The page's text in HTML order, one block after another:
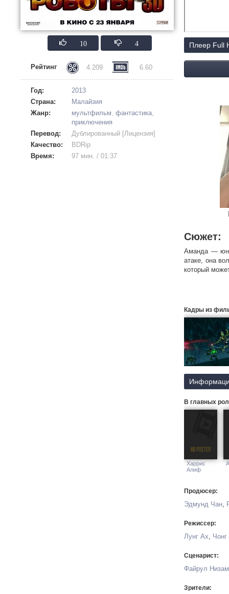
10 4
Рейтинг 4.209 6.60
Год:
2013
Страна:
Малайзия
Жанр:
мультфильм, фантастика,
приключения
Перевод:
Дублированный [Лицензия]
Качество:
BDRip
Время:
97 мин. / 01:37
Плеер Full
Сюжет:
Аманда —
атаке, она
который
Кадры из
В главных
Харрис
Алиф
Продюсер:
Эдмунд Чан,
Режиссер:
Лунг Ах,
Сценарист:
Файрул
Зрители: